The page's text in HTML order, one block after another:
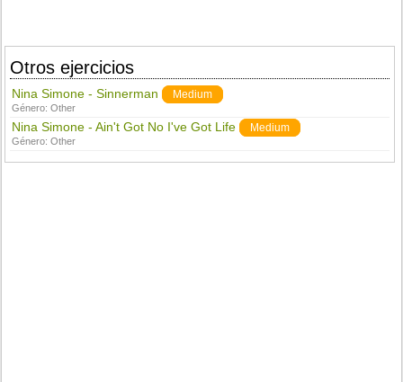
Otros ejercicios
Nina Simone - Sinnerman Medium
Género:Other
Nina Simone - Ain't Got No I've Got Life Medium
Género:Other